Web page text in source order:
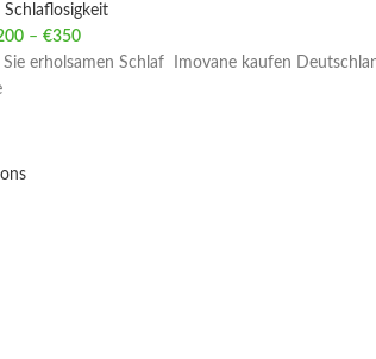
– €350Price range: €200 through €350
Sie erholsamen Schlaf Imovane kaufen